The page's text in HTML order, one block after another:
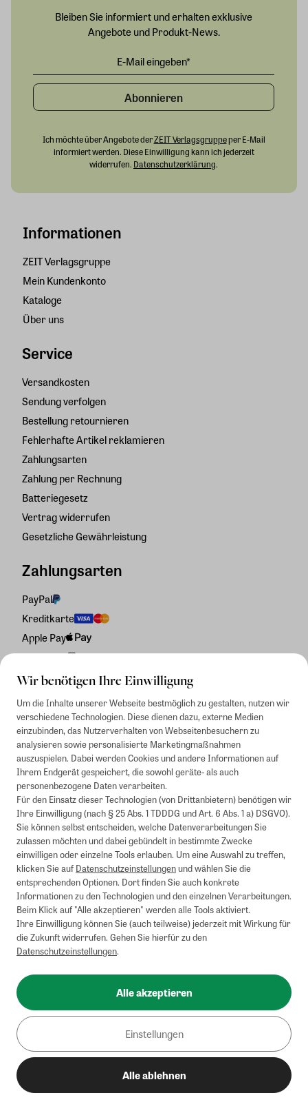
Wir benötigen Ihre Einwilligung
Um die Inhalte unserer Webseite bestmöglich zu gestalten, nutzen wir
verschiedene Technologien. Diese dienen dazu, externe Medien
einzubinden, das Nutzerverhalten von Webseitenbesuchern zu
analysieren sowie personalisierte Marketingmaßnahmen
auszuspielen. Dabei werden Cookies und andere Informationen auf
Ihrem Endgerät gespeichert, die sowohl geräte- als auch
personenbezogene Daten verarbeiten.
Für den Einsatz dieser Technologien (von Drittanbietern) benötigen wir
Ihre Einwilligung (nach § 25 Abs. 1 TDDDG und Art. 6 Abs. 1 a) DSGVO).
Sie können selbst entscheiden, welche Datenverarbeitungen Sie
zulassen möchten und dabei gebündelt in bestimmte Zwecke
einwilligen oder einzelne Tools erlauben. Um eine Auswahl zu treffen,
klicken Sie aufDatenschutzeinstellungenund wählen Sie die
entsprechenden Optionen. Dort finden Sie auch konkrete
Informationen zu den Technologien und den einzelnen Verarbeitungen.
Beim Klick auf "Alle akzeptieren" werden alle Tools aktiviert.
Ihre Einwilligung können Sie (auch teilweise) jederzeit mit Wirkung für
die Zukunft widerrufen. Gehen Sie hierfür zu den
Datenschutzeinstellungen.
Alle akzeptieren
Einstellungen
Alle ablehnen
Informationen
ZEIT Verlagsgruppe
Mein Kundenkonto
Kataloge
Über uns
Service
Versandkosten
Sendung verfolgen
Bestellung retournieren
Fehlerhafte Artikel reklamieren
Zahlungsarten
Zahlung per Rechnung
Batteriegesetz
Vertrag widerrufen
Gesetzliche Gewährleistung
Zahlungsarten
PayPal
Kreditkarte
Apple Pay
Rechnung
Bleiben Sie informiert und erhalten exklusive
Angebote und Produkt-News.
Abonnieren
Ich möchte über Angebote derZEIT Verlagsgruppeper E-Mail
informiert werden. Diese Einwilligung kann ich jederzeit
widerrufen. Datenschutzerklärung.